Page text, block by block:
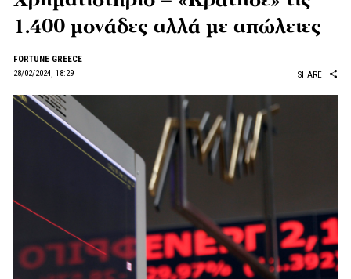
1.400 μονάδες αλλά με απώλειες
FORTUNE GREECE
28/02/2024, 18:29
SHARE